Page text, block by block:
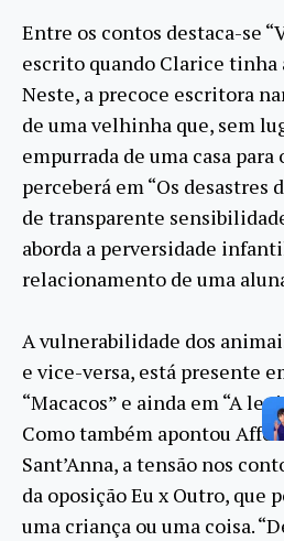
Entre os contos destaca-se
escrito quando Clarice tinha
Neste, a precoce escritora
de uma velhinha que, sem
empurrada de uma casa
perceberá em “Os desastres
de transparente
aborda a perversidade
relacionamento de uma
A vulnerabilidade dos
e vice-versa, está presente
“Macacos” e ainda em “A
Como também apontou
Sant’Anna, a tensão nos
da oposição Eu x Outro, que
uma criança ou uma coisa.